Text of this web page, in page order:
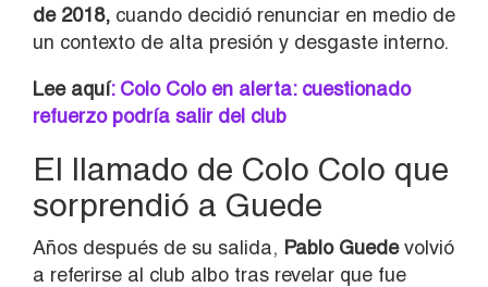
de 2018, cuando decidió renunciar en medio de
un contexto de alta presión y desgaste interno.
Lee aquí: Colo Colo en alerta: cuestionado
refuerzo podría salir del club
El llamado de Colo Colo que
sorprendió a Guede
Años después de su salida, Pablo Guedevolvió
a referirse al club albo tras revelar que fue